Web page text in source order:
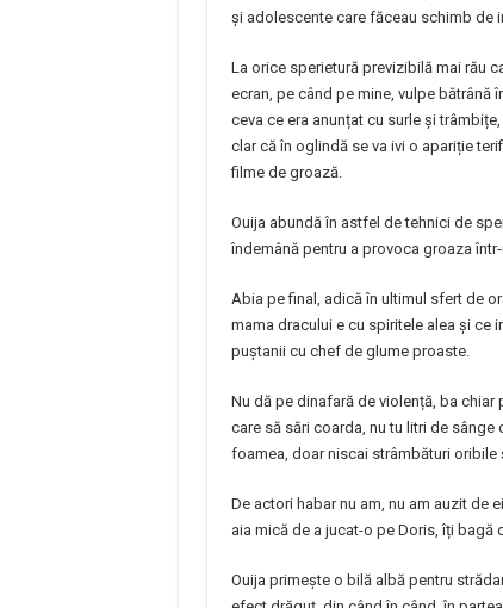
și adolescente care făceau schimb de
La orice sperietură previzibilă mai rău
ecran, pe când pe mine, vulpe bătrână
ceva ce era anunțat cu surle și
clar că în oglindă se va ivi o apariție
filme de groază.
Ouija abundă în astfel de tehnici de
îndemână pentru a provoca groaza
Abia pe final, adică în ultimul sfert de
mama dracului e cu spiritele alea și ce
puștanii cu chef de glume proaste.
Nu dă pe dinafară de violență, ba
care să sări coarda, nu tu litri de
foamea, doar niscai strâmbături
De actori habar nu am, nu am auzit de
aia mică de a jucat-o pe Doris, îți bagă
Ouija primește o bilă albă pentru